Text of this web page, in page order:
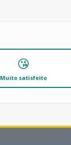
😘
Muito satisfeito